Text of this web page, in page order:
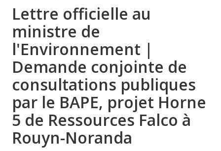
Lettre officielle au
ministre de
l'Environnement |
Demande conjointe de
consultations publiques
par le BAPE, projet Horne
5 de Ressources Falco à
Rouyn-Noranda